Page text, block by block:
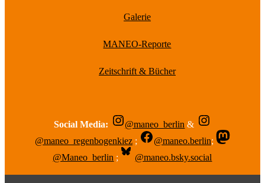
Galerie
MANEO-Reporte
Zeitschrift & Bücher
Social Media: @maneo_berlin &
@maneo_regenbogenkiez ; @maneo.berlin;
@Maneo_berlin ; @maneo.bsky.social